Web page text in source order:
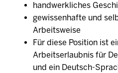
handwerkliches
gewissenhafte und
Arbeitsweise
Für diese Position ist
Arbeitserlaubnis für
und ein Deutsch-